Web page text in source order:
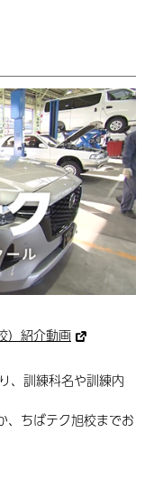
）紹介動画
、訓練科名や訓練内
、ちばテク旭校までお